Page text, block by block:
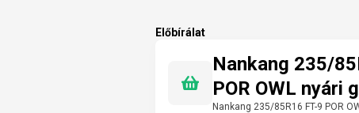
Előbírálat
Nankang 235/
POR OWL nyári
Nankang 235/85R16 FT-9 POR